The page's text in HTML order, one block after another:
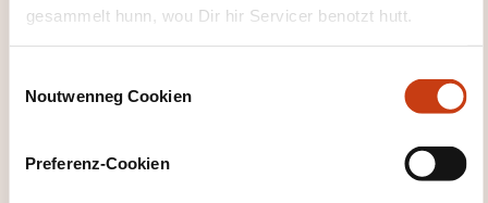
gesammelt hunn, wou Dir hir Servicer benotzt hutt.
Noutwenneg Cookien
Preferenz-Cookien
verstännegen, wann de Gespréichspartner lues
an däitlech schwätzt a sech kooperativ weist.